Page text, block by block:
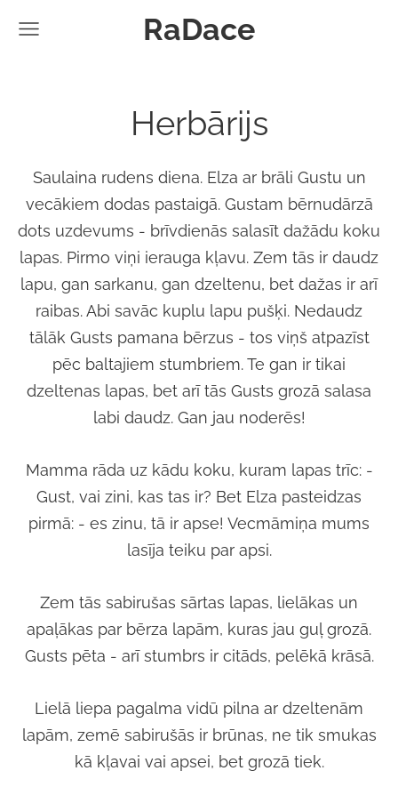
RaDace
Herbārijs
Saulaina rudens diena. Elza ar brāli Gustu un
vecākiem dodas pastaigā. Gustam bērnudārzā
dots uzdevums - brīvdienās salasīt dažādu koku
lapas. Pirmo viņi ierauga kļavu. Zem tās ir daudz
lapu, gan sarkanu, gan dzeltenu, bet dažas ir arī
raibas. Abi savāc kuplu lapu pušķi. Nedaudz
tālāk Gusts pamana bērzus - tos viņš atpazīst
pēc baltajiem stumbriem. Te gan ir tikai
dzeltenas lapas, bet arī tās Gusts grozā salasa
labi daudz. Gan jau noderēs!
Mamma rāda uz kādu koku, kuram lapas trīc: -
Gust, vai zini, kas tas ir? Bet Elza pasteidzas
pirmā: - es zinu, tā ir apse! Vecmāmiņa mums
lasīja teiku par apsi.
Zem tās sabirušas sārtas lapas, lielākas un
apaļākas par bērza lapām, kuras jau guļ grozā.
Gusts pēta - arī stumbrs ir citāds, pelēkā krāsā.
Lielā liepa pagalma vidū pilna ar dzeltenām
lapām, zemē sabirušās ir brūnas, ne tik smukas
kā kļavai vai apsei, bet grozā tiek.